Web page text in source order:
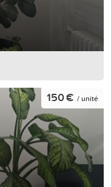
150 € / unité